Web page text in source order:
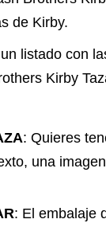
de Kirby.
listado con
Kirby
: Quieres
una
: El embalaje